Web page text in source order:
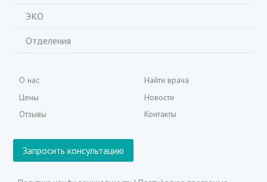
ЭКО
Отделения
О нас
Цены
Отзывы
Найти врача
Новости
Контакты
Запросить консультацию